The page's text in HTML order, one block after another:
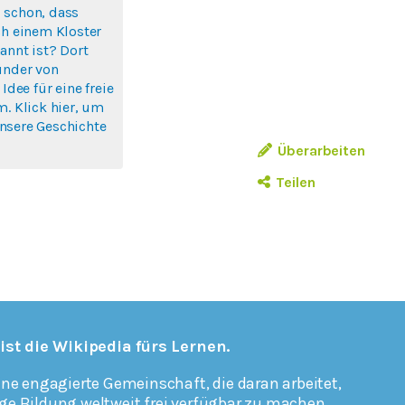
Überarbeiten
Teilen
dass
einem Kloster
ist? Dort
von
für eine freie
Klick hier, um
Geschichte
die Wikipedia fürs Lernen.
engagierte Gemeinschaft, die daran arbeitet,